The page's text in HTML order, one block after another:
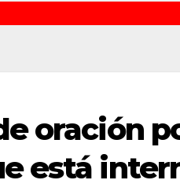
oración
está